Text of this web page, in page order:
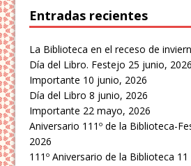
Entradas recientes
La Biblioteca en el receso de
Día del Libro. Festejo 25 junio, 2026
Importante 10 junio, 2026
Día del Libro 8 junio, 2026
Importante 22 mayo, 2026
Aniversario 111º de la Biblioteca-
2026
111º Aniversario de la Biblioteca